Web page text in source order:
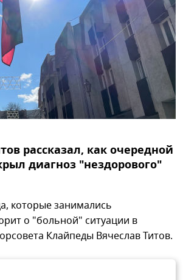
рассказал, как очередной
диагноз "нездорового"
которые занимались
о "больной" ситуации в
Клайпеды Вячеслав Титов.